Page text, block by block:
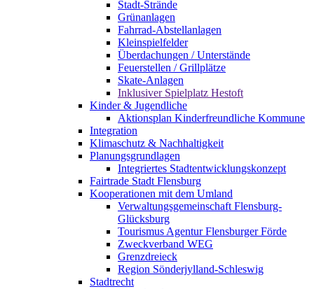
Stadt-Strände
Grünanlagen
Fahrrad-Abstellanlagen
Kleinspielfelder
Überdachungen / Unterstände
Feuerstellen / Grillplätze
Skate-Anlagen
Inklusiver Spielplatz Hestoft
Kinder & Jugendliche
Aktionsplan Kinderfreundliche Kommune
Integration
Klimaschutz & Nachhaltigkeit
Planungsgrundlagen
Integriertes Stadtentwicklungskonzept
Fairtrade Stadt Flensburg
Kooperationen mit dem Umland
Verwaltungsgemeinschaft Flensburg-
Glücksburg
Tourismus Agentur Flensburger Förde
Zweckverband WEG
Grenzdreieck
Region Sönderjylland-Schleswig
Stadtrecht